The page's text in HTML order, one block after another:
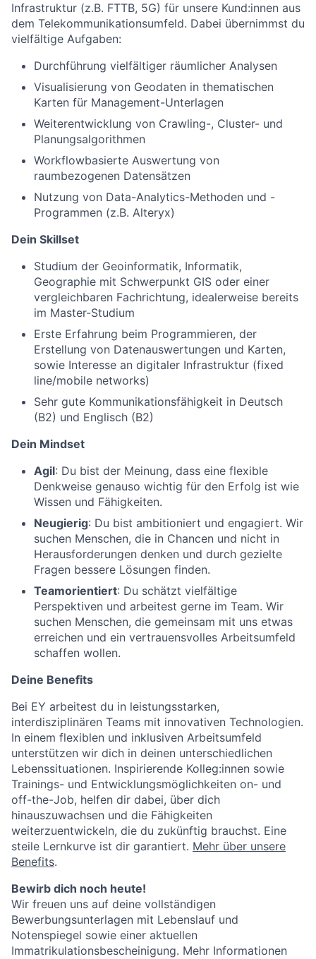
Infrastruktur (z.B. FTTB, 5G) für unsere Kund:innen aus
dem Telekommunikationsumfeld. Dabei übernimmst du
vielfältige Aufgaben:
Durchführung vielfältiger räumlicher Analysen
Visualisierung von Geodaten in thematischen
Karten für Management-Unterlagen
Weiterentwicklung von Crawling-, Cluster- und
Planungsalgorithmen
Workflowbasierte Auswertung von
raumbezogenen Datensätzen
Nutzung von Data-Analytics-Methoden und -
Programmen (z.B. Alteryx)
Dein Skillset
Studium der Geoinformatik, Informatik,
Geographie mit Schwerpunkt GIS oder einer
vergleichbaren Fachrichtung, idealerweise bereits
im Master-Studium
Erste Erfahrung beim Programmieren, der
Erstellung von Datenauswertungen und Karten,
sowie Interesse an digitaler Infrastruktur (fixed
line/mobile networks)
Sehr gute Kommunikationsfähigkeit in Deutsch
(B2) und Englisch (B2)
Dein Mindset
Agil: Du bist der Meinung, dass eine flexible
Denkweise genauso wichtig für den Erfolg ist wie
Wissen und Fähigkeiten.
Neugierig: Du bist ambitioniert und engagiert. Wir
suchen Menschen, die in Chancen und nicht in
Herausforderungen denken und durch gezielte
Fragen bessere Lösungen finden.
Teamorientiert: Du schätzt vielfältige
Perspektiven und arbeitest gerne im Team. Wir
suchen Menschen, die gemeinsam mit uns etwas
erreichen und ein vertrauensvolles Arbeitsumfeld
schaffen wollen.
Deine Benefits
Bei EY arbeitest du in leistungsstarken,
interdisziplinären Teams mit innovativen Technologien.
In einem flexiblen und inklusiven Arbeitsumfeld
unterstützen wir dich in deinen unterschiedlichen
Lebenssituationen. Inspirierende Kolleg:innen sowie
Trainings- und Entwicklungsmöglichkeiten on- und
off-the-Job, helfen dir dabei, über dich
hinauszuwachsen und die Fähigkeiten
weiterzuentwickeln, die du zukünftig brauchst. Eine
steile Lernkurve ist dir garantiert. Mehr über unsere
Benefits.
Bewirb dich noch heute!
Wir freuen uns auf deine vollständigen
Bewerbungsunterlagen mit Lebenslauf und
Notenspiegel sowie einer aktuellen
Immatrikulationsbescheinigung. Mehr Informationen